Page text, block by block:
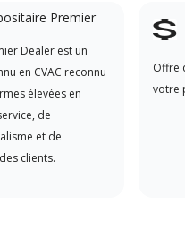
Premier
Dealer est un
en CVAC reconnu
élevées en
de
et de
clients.
Offre
votre